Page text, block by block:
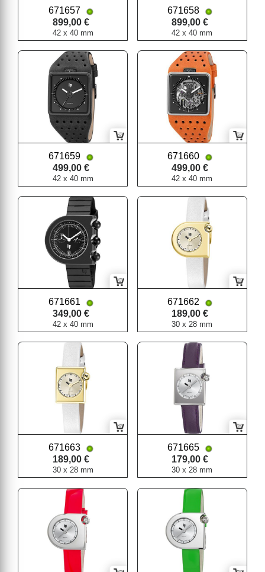
671657
899,00 €
42 x 40 mm
671658
899,00 €
42 x 40 mm
671659
499,00 €
42 x 40 mm
671660
499,00 €
42 x 40 mm
671661
349,00 €
42 x 40 mm
671662
189,00 €
30 x 28 mm
671663
189,00 €
30 x 28 mm
671665
179,00 €
30 x 28 mm